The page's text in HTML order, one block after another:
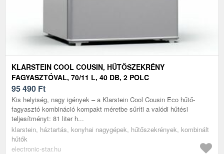
KLARSTEIN COOL COUSIN, HŰTŐSZEKRÉNY
FAGYASZTÓVAL, 70/11 L, 40 DB, 2 POLC
95 490 Ft
Kis helyiség, nagy igények – a Klarstein Cool Cousin Eco hűtő-
fagyasztó kombináció kompakt méretbe sűríti a valódi hűtési
teljesítményt: 81 liter h...
klarstein, háztartás, konyhai nagygépek, hűtőszekrények, kombinált
hűtők
electronic-star.hu